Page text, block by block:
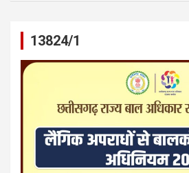
13824/1